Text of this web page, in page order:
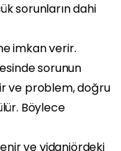
sorunların dahi
imkan verir.
sorunun
ve problem, doğru
Böylece
ve vidanjördeki